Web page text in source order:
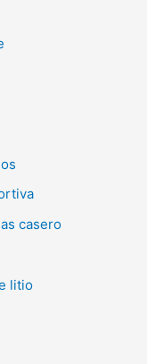
casero
litio